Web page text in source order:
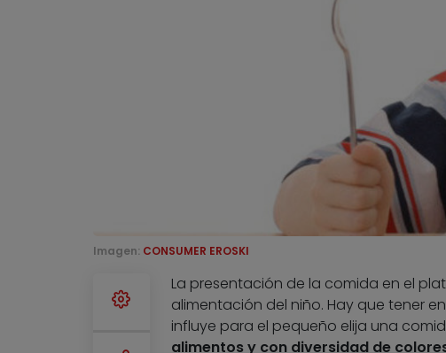
Imagen: CONSUMER EROSKI
La presentación de la comida en el
alimentación del niño. Hay que tener
influye para el pequeño elija una
alimentos y con diversidad de